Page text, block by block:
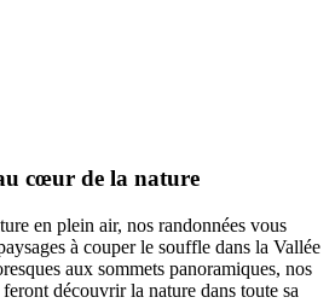
cœur de la nature
en plein air, nos randonnées vous
à couper le souffle dans la Vallée
aux sommets panoramiques, nos
découvrir la nature dans toute sa